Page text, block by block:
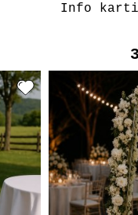
Info